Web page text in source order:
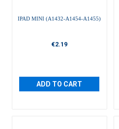
IPAD MINI (A1432-A1454-A1455)
€2.19
ADD TO CART